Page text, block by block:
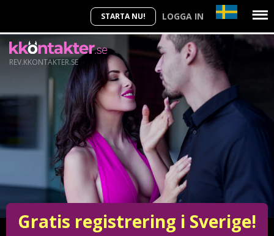
STARTA NU! LOGGA IN
REV.KKONTAKTER.SE
Gratis registrering i Sverige!